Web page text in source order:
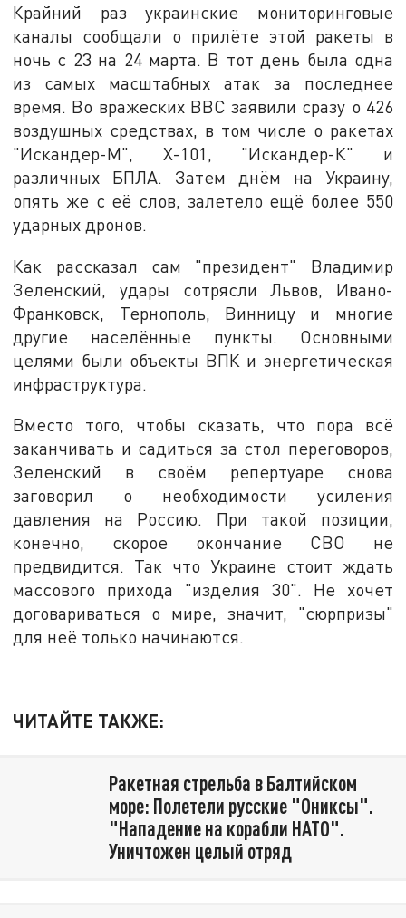
Крайний раз украинские мониторинговые
каналы сообщали о прилёте этой ракеты в
ночь с 23 на 24 марта. В тот день была одна
из самых масштабных атак за последнее
время. Во вражеских ВВС заявили сразу о 426
воздушных средствах, в том числе о ракетах
"Искандер-М", Х-101, "Искандер-К" и
различных БПЛА. Затем днём на Украину,
опять же с её слов, залетело ещё более 550
ударных дронов.
Как рассказал сам "президент" Владимир
Зеленский, удары сотрясли Львов, Ивано-
Франковск, Тернополь, Винницу и многие
другие населённые пункты. Основными
целями были объекты ВПК и энергетическая
инфраструктура.
Вместо того, чтобы сказать, что пора всё
заканчивать и садиться за стол переговоров,
Зеленский в своём репертуаре снова
заговорил о необходимости усиления
давления на Россию. При такой позиции,
конечно, скорое окончание СВО не
предвидится. Так что Украине стоит ждать
массового прихода "изделия 30". Не хочет
договариваться о мире, значит, "сюрпризы"
для неё только начинаются.
ЧИТАЙТЕ ТАКЖЕ:
Ракетная стрельба в Балтийском
море: Полетели русские "Ониксы".
"Нападение на корабли НАТО".
Уничтожен целый отряд